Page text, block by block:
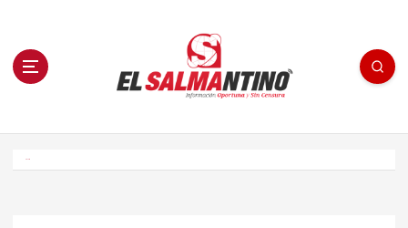
n El Salmantino - medios/noticias/editorial